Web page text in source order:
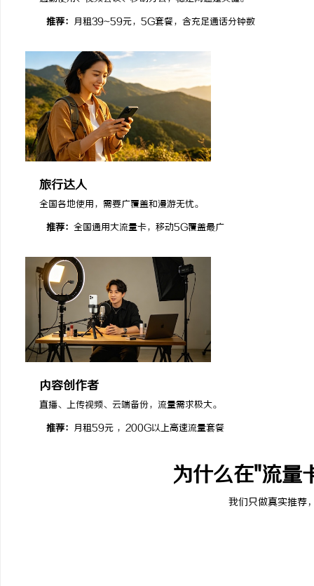
推荐： 月租39~59元，5G套餐，含充足通话分钟数
旅行达人
全国各地使用，需要广覆盖和漫游无忧。
推荐： 全国通用大流量卡，移动5G覆盖最广
内容创作者
直播、上传视频、云端备份，流量需求极大。
推荐： 月租59元 ，200G以上高速流量套餐
为什么在"流量
我们只做真实推荐